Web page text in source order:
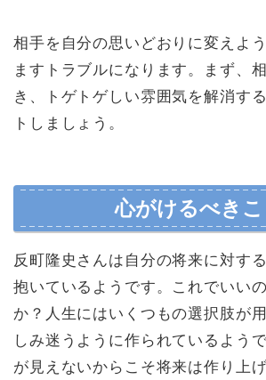
相手を自分の思いどおりに変えよ
ますトラブルになります。まず、
き、トゲトゲしい雰囲気を解消す
トしましょう。
心がけるべきこ
反町隆史さんは自分の将来に対す
抱いているようです。これでいい
か？人生にはいくつもの選択肢が
しみ迷うように作られているよう
が見えないからこそ将来は作り上